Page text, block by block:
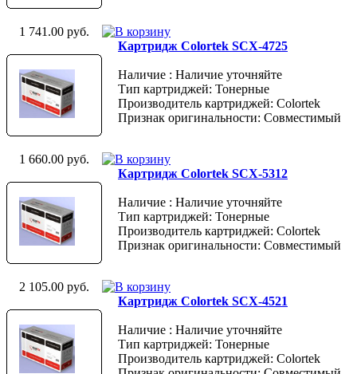
1 741.00 руб.
Картридж Colortek SCX-4725
Наличие : Наличие уточняйте
Тип картриджей: Тонерные
Производитель картриджей: Colortek
Признак оригинальности: Совместимый
1 660.00 руб.
Картридж Colortek SCX-5312
Наличие : Наличие уточняйте
Тип картриджей: Тонерные
Производитель картриджей: Colortek
Признак оригинальности: Совместимый
2 105.00 руб.
Картридж Colortek SCX-4521
Наличие : Наличие уточняйте
Тип картриджей: Тонерные
Производитель картриджей: Colortek